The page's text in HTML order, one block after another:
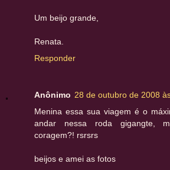
Um beijo grande,
Renata.
Responder
Anônimo 28 de outubro de 2008
Menina essa sua viagem é o
andar nessa roda gigangte,
coragem?! rsrsrs
beijos e amei as fotos